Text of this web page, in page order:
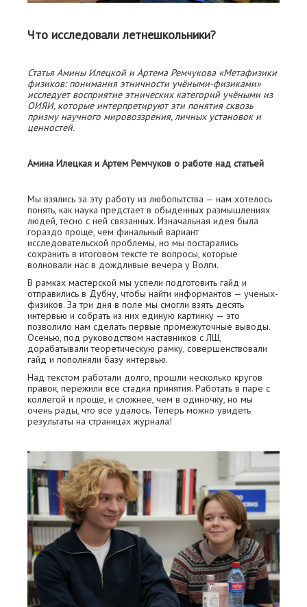
Что исследовали летнешкольники?
Статья Амины Илецкой и Артема Ремчукова «Метафизики
физиков: понимания этничности учёными-физиками»
исследует восприятие этнических категорий учёными из
ОИЯИ, которые интерпретируют эти понятия сквозь
призму научного мировоззрения, личных установок и
ценностей.
Амина Илецкая и Артем Ремчуков о работе над статьей
Мы взялись за эту работу из любопытства — нам хотелось
понять, как наука предстает в обыденных размышлениях
людей, тесно с ней связанных. Изначальная идея была
гораздо проще, чем финальный вариант
исследовательской проблемы, но мы постарались
сохранить в итоговом тексте те вопросы, которые
волновали нас в дождливые вечера у Волги.
В рамках мастерской мы успели подготовить гайд и
отправились в Дубну, чтобы найти информантов — ученых-
физиков. За три дня в поле мы смогли взять десять
интервью и собрать из них единую картинку — это
позволило нам сделать первые промежуточные выводы.
Осенью, под руководством наставников с ЛШ,
дорабатывали теоретическую рамку, совершенствовали
гайд и пополняли базу интервью.
Над текстом работали долго, прошли несколько кругов
правок, пережили все стадия принятия. Работать в паре с
коллегой и проще, и сложнее, чем в одиночку, но мы
очень рады, что все удалось. Теперь можно увидеть
результаты на страницах журнала!